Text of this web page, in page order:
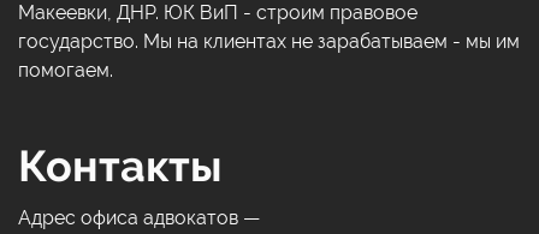
Макеевки, ДНР. ЮК ВиП - строим правовое
государство. Мы на клиентах не зарабатываем - мы им
помогаем.
Контакты
Адрес офиса адвокатов —